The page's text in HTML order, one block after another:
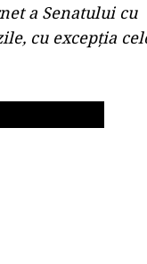
a Senatului cu
cu excepția